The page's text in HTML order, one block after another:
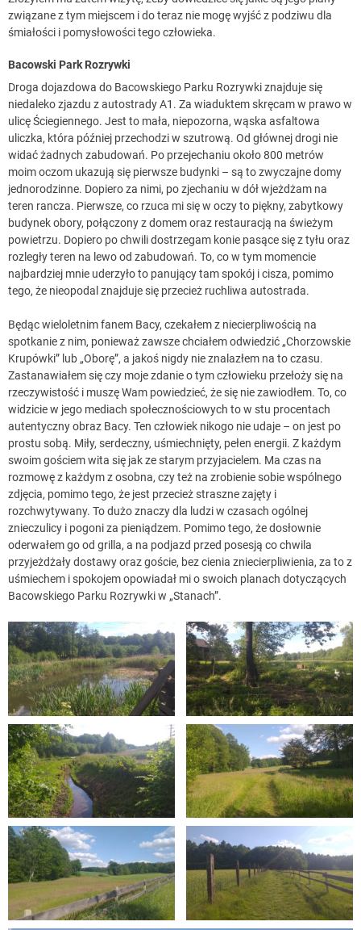
związane z tym miejscem i do teraz nie mogę wyjść z podziwu dla
śmiałości i pomysłowości tego człowieka.
Bacowski Park Rozrywki
Droga dojazdowa do Bacowskiego Parku Rozrywki znajduje się
niedaleko zjazdu z autostrady A1. Za wiaduktem skręcam w prawo w
ulicę Ściegiennego. Jest to mała, niepozorna, wąska asfaltowa
uliczka, która później przechodzi w szutrową. Od głównej drogi nie
widać żadnych zabudowań. Po przejechaniu około 800 metrów
moim oczom ukazują się pierwsze budynki – są to zwyczajne domy
jednorodzinne. Dopiero za nimi, po zjechaniu w dół wjeżdżam na
teren rancza. Pierwsze, co rzuca mi się w oczy to piękny, zabytkowy
budynek obory, połączony z domem oraz restauracją na świeżym
powietrzu. Dopiero po chwili dostrzegam konie pasące się z tyłu oraz
rozległy teren na lewo od zabudowań. To, co w tym momencie
najbardziej mnie uderzyło to panujący tam spokój i cisza, pomimo
tego, że nieopodal znajduje się przecież ruchliwa autostrada.
Będąc wieloletnim fanem Bacy, czekałem z niecierpliwością na
spotkanie z nim, ponieważ zawsze chciałem odwiedzić „Chorzowskie
Krupówki” lub „Oborę”, a jakoś nigdy nie znalazłem na to czasu.
Zastanawiałem się czy moje zdanie o tym człowieku przełoży się na
rzeczywistość i muszę Wam powiedzieć, że się nie zawiodłem. To, co
widzicie w jego mediach społecznościowych to w stu procentach
autentyczny obraz Bacy. Ten człowiek nikogo nie udaje – on jest po
prostu sobą. Miły, serdeczny, uśmiechnięty, pełen energii. Z każdym
swoim gościem wita się jak ze starym przyjacielem. Ma czas na
rozmowę z każdym z osobna, czy też na zrobienie sobie wspólnego
zdjęcia, pomimo tego, że jest przecież straszne zajęty i
rozchwytywany. To dużo znaczy dla ludzi w czasach ogólnej
znieczulicy i pogoni za pieniądzem. Pomimo tego, że dosłownie
oderwałem go od grilla, a na podjazd przed posesją co chwila
przyjeżdżały dostawy oraz goście, bez cienia zniecierpliwienia, za to z
uśmiechem i spokojem opowiadał mi o swoich planach dotyczących
Bacowskiego Parku Rozrywki w „Stanach”.